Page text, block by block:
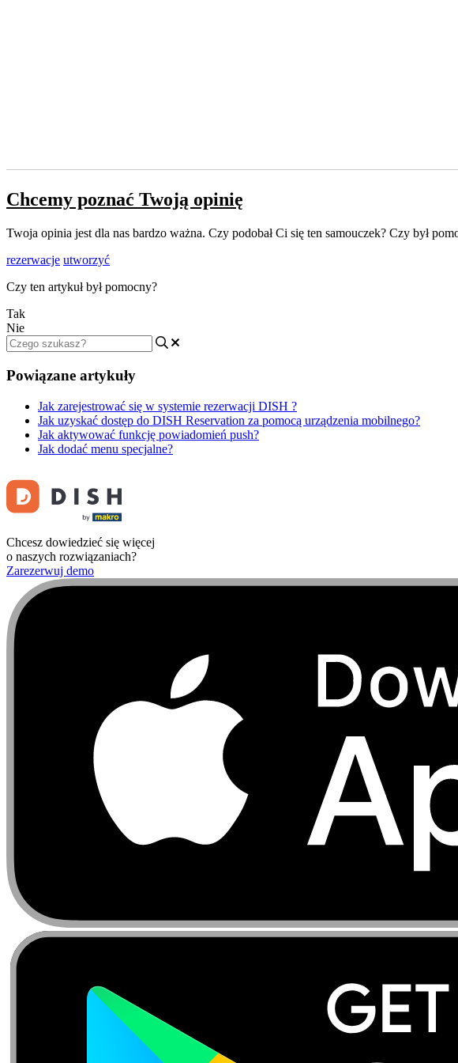
Chcemy poznać Twoją opinię
Twoja opinia jest dla nas bardzo ważna. Czy podobał Ci się ten samouczek? Czy był
rezerwacje utworzyć
Czy ten artykuł był pomocny?
Tak
Nie
Powiązane artykuły
Jak zarejestrować się w systemie rezerwacji DISH ?
Jak uzyskać dostęp do DISH Reservation za pomocą urządzenia mobilnego?
Jak aktywować funkcję powiadomień push?
Jak dodać menu specjalne?
Chcesz dowiedzieć się więcej
o naszych rozwiązaniach?
Zarezerwuj demo